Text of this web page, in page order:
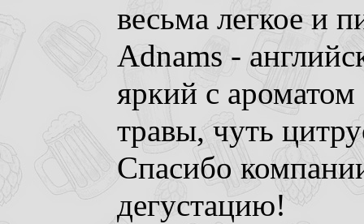
весьма легкое и
Adnams -
яркий с
травы, чуть
Спасибо
дегустацию!